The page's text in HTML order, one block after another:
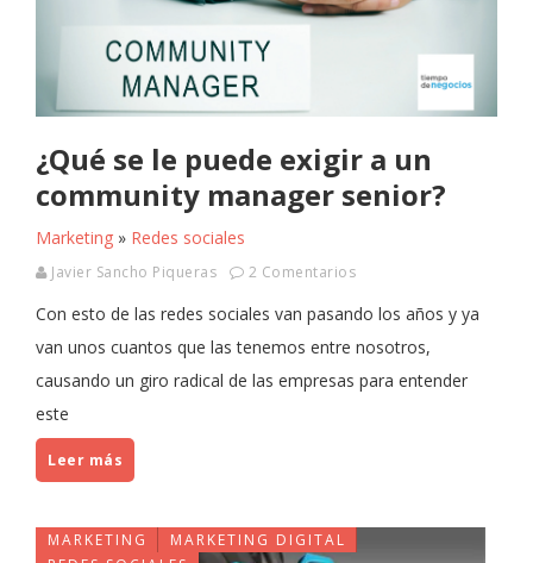
¿Qué se le puede exigir a un
community manager senior?
Marketing » Redes sociales
Javier Sancho Piqueras 2 Comentarios
Con esto de las redes sociales van pasando los años y ya
van unos cuantos que las tenemos entre nosotros,
causando un giro radical de las empresas para entender
este
Leer más
MARKETING
MARKETING DIGITAL